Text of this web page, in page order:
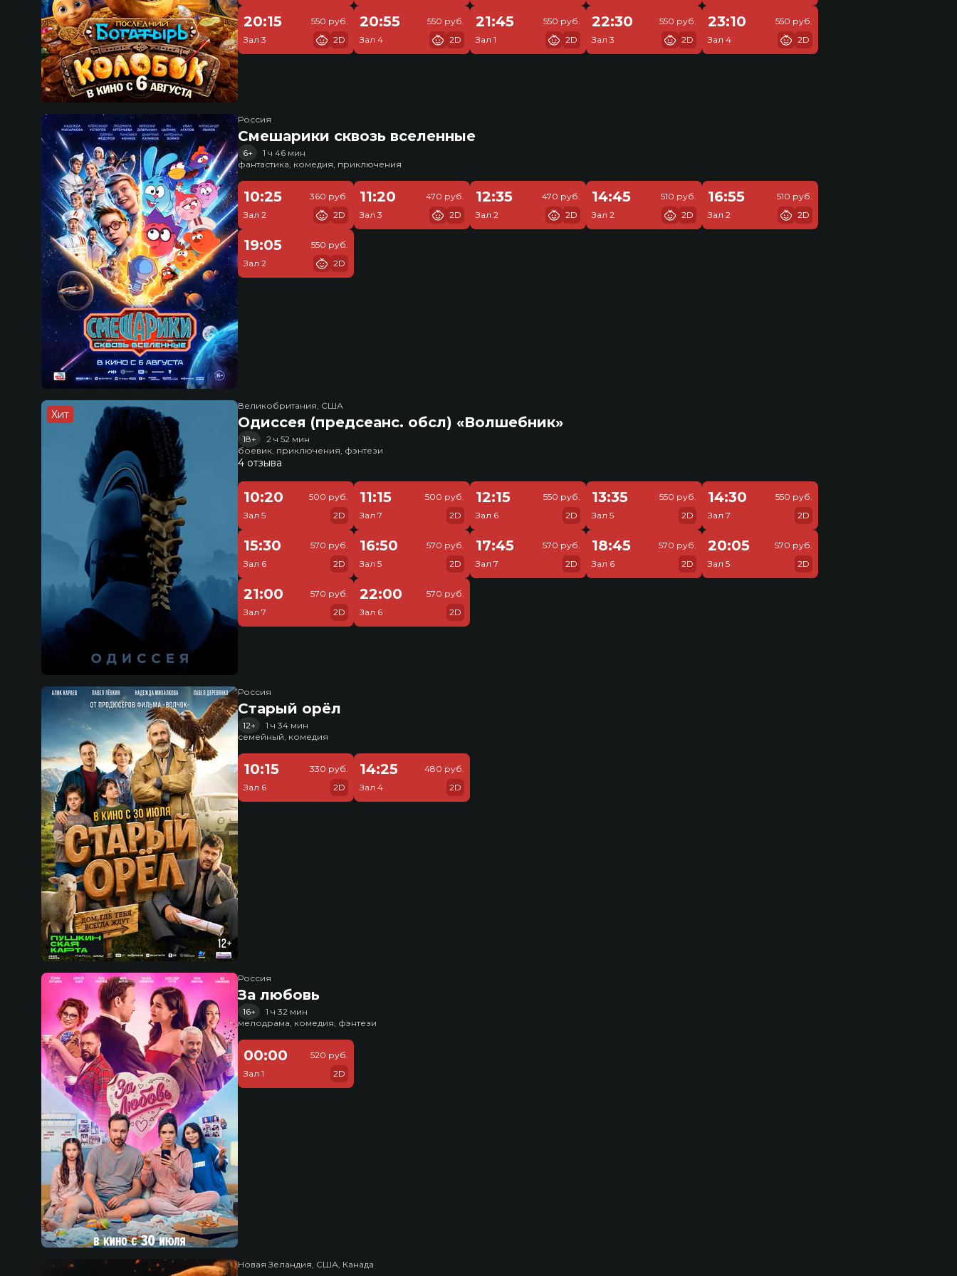
20:15
Зал 3
550 руб.
2D
20:55
Зал 4
550 руб.
2D
21:45
Зал 1
550 руб.
2D
22:30
Зал 3
550 руб.
2D
23:10
Зал 4
550 руб.
2D
Россия
Смешарики сквозь вселенные
6+
1 ч 46 мин
фантастика, комедия, приключения
10:25
Зал 2
360 руб.
2D
11:20
Зал 3
470 руб.
2D
12:35
Зал 2
470 руб.
2D
14:45
Зал 2
510 руб.
2D
16:55
Зал 2
510 руб.
2D
19:05
Зал 2
550 руб.
2D
Хит
Великобритания, США
Одиссея (предсеанс. обсл) «Волшебник»
18+
2 ч 52 мин
боевик, приключения, фэнтези
4 отзыва
10:20
Зал 5
500 руб.
2D
11:15
Зал 7
500 руб.
2D
12:15
Зал 6
550 руб.
2D
13:35
Зал 5
550 руб.
2D
14:30
Зал 7
550 руб.
2D
15:30
Зал 6
570 руб.
2D
16:50
Зал 5
570 руб.
2D
17:45
Зал 7
570 руб.
2D
18:45
Зал 6
570 руб.
2D
20:05
Зал 5
570 руб.
2D
21:00
Зал 7
570 руб.
2D
22:00
Зал 6
570 руб.
2D
Россия
Старый орёл
12+
1 ч 34 мин
семейный, комедия
10:15
Зал 6
330 руб.
2D
14:25
Зал 4
480 руб.
2D
Россия
За любовь
16+
1 ч 32 мин
мелодрама, комедия, фэнтези
00:00
Зал 1
520 руб.
2D
Новая Зеландия, США, Канада